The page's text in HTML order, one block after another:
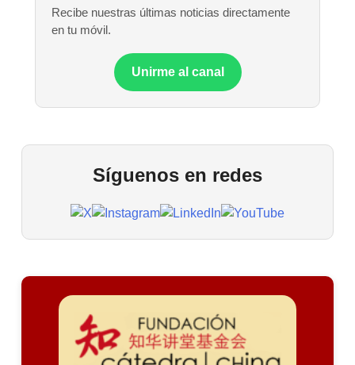
Recibe nuestras últimas noticias directamente
en tu móvil.
Unirme al canal
Síguenos en redes